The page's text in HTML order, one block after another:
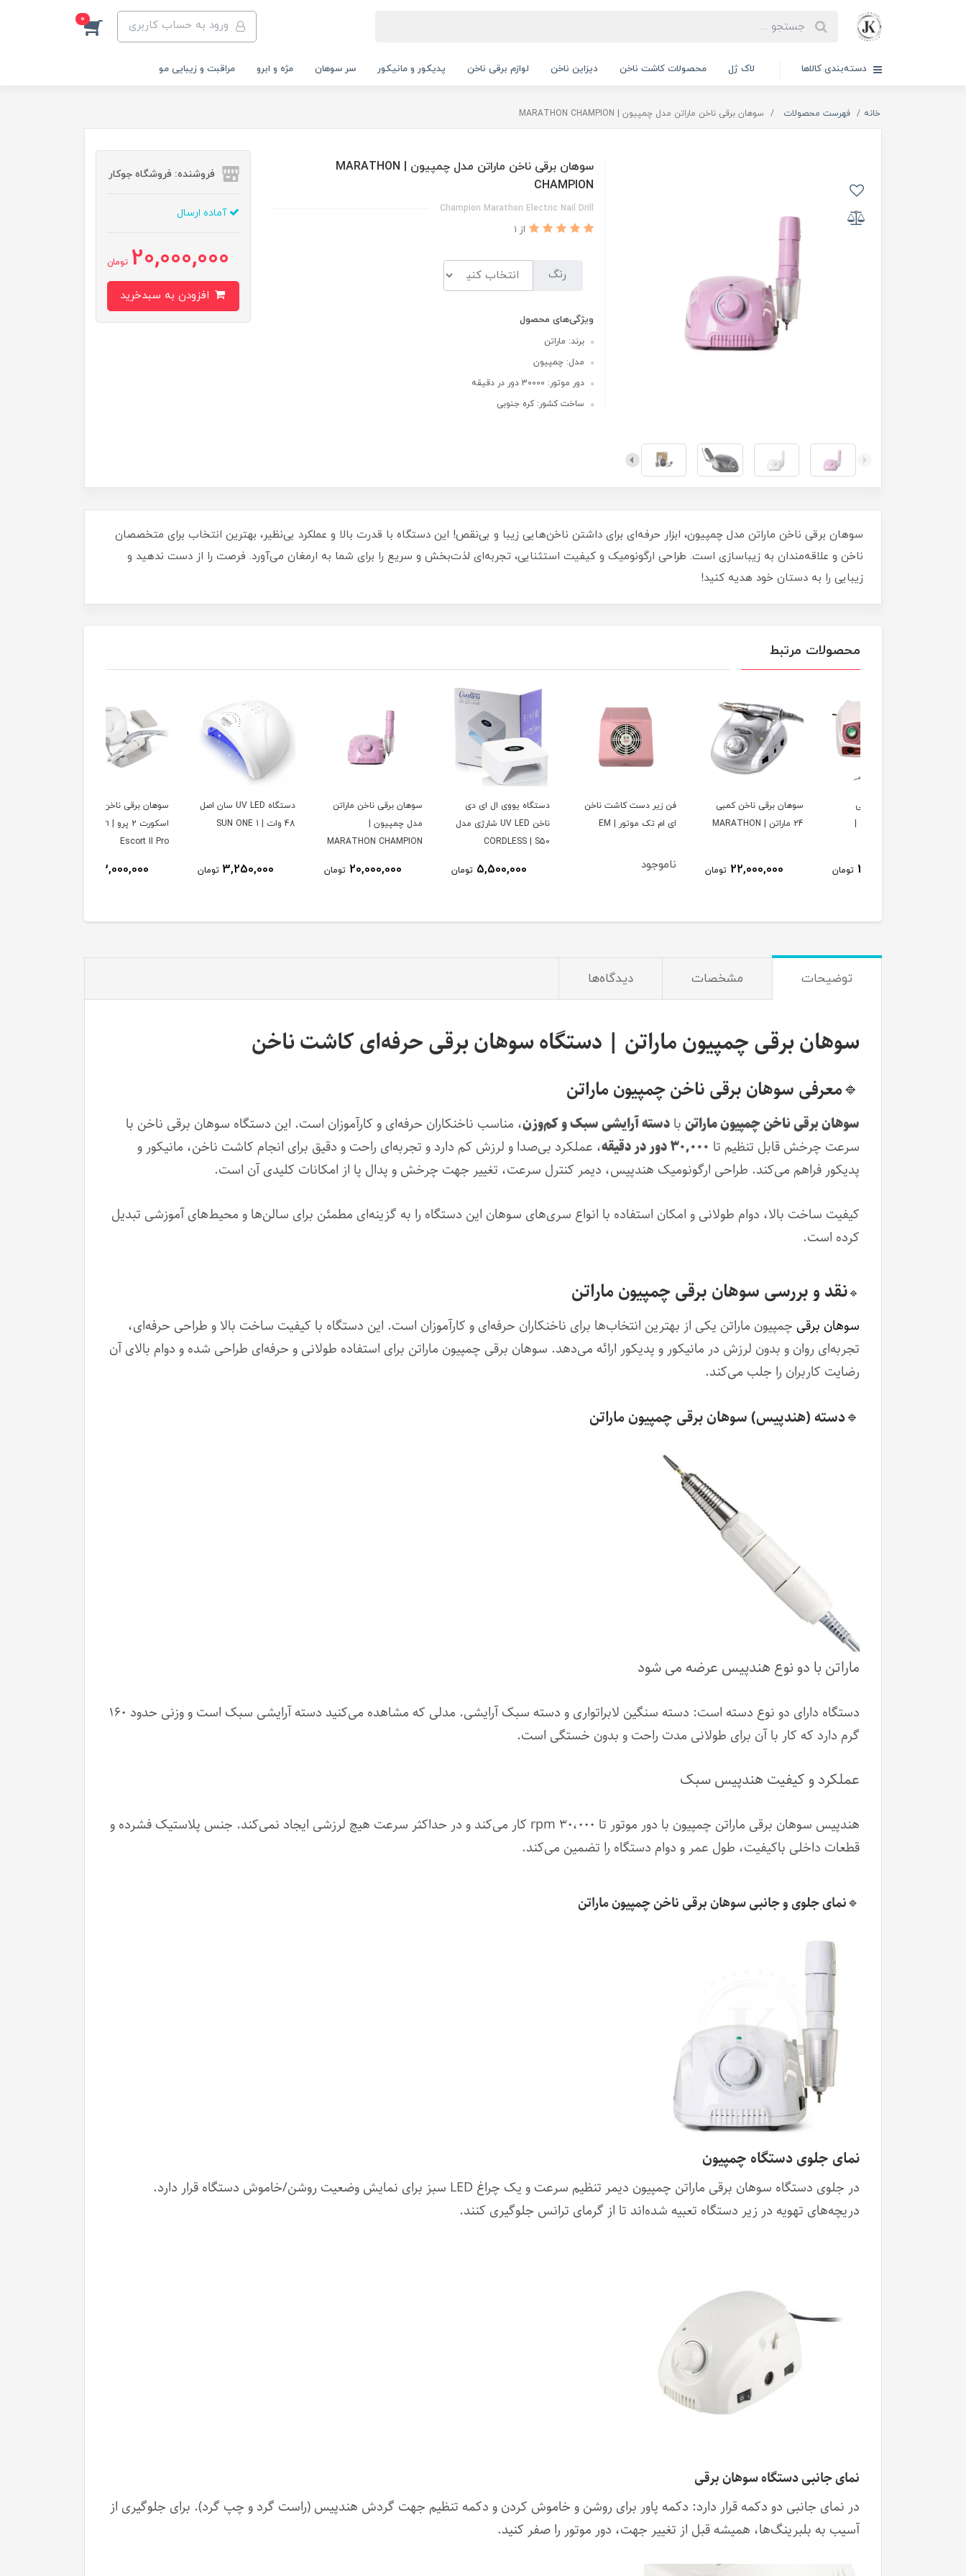
ورود به حساب کاربری 0
دسته‌بندی کالاها لاک ژل محصولات کاشت ناخن دیزاین ناخن لوازم برقی ناخن پدیکور و مانیکور سر سوهان مژه و ابرو مراقبت و زیبایی مو
خانه فهرست محصولات سوهان برقی ناخن ماراتن مدل چمپیون | MARATHON CHAMPION
سوهان برقی ناخن ماراتن مدل چمپیون | MARATHON
CHAMPION
Champion Marathon Electric Nail Drill
از 1
رنگ
ویژگی‌های محصول
برند: ماراتن
مدل: چمپیون
دور موتور: 30000 دور در دقیقه
ساخت کشور: کره جنوبی
فروشنده: فروشگاه جوکار
آماده ارسال
20,000,000 تومان
سوهان برقی ناخن ماراتن مدل چمپیون، ابزار حرفه‌ای برای داشتن ناخن‌هایی زیبا و بی‌نقص! این دستگاه با قدرت بالا و عملکرد بی‌نظیر، بهترین انتخاب برای متخصصان
ناخن و علاقه‌مندان به زیباسازی است. طراحی ارگونومیک و کیفیت استثنایی، تجربه‌ای لذت‌بخش و سریع را برای شما به ارمغان می‌آورد. فرصت را از دست ندهید و
زیبایی را به دستان خود هدیه کنید!
محصولات مرتبط
سوهان برقی ناخن کمبی
22,000,000 تومان
فن زیر دست کاشت ناخن
ای ام تک موتور | EM
ناموجود
دستگاه یووی ال ای دی
ناخن UV LED شارژی مدل
CORDLESS | S50
5,500,000 تومان
سوهان برقی ناخن ماراتن
مدل چمپیون |
MARATHON CHAMPION
20,000,000 تومان
دستگاه UV LED سان اصل
3,250,000 تومان
سوهان برقی ناخن ماراتن
اسکورت 2 پرو | Marathon
Escort II Pro
22,000,000 تومان
توضیحات مشخصات دیدگاه‌ها
سوهان برقی چمپیون ماراتن | دستگاه سوهان برقی حرفه‌ای کاشت ناخن
🔹معرفی سوهان برقی ناخن چمپیون ماراتن
سوهان برقی ناخن چمپیون ماراتنبادسته آرایشی سبک و کم‌وزن، مناسب ناخنکاران حرفه‌ای و کارآموزان است. این دستگاه سوهان برقی ناخن با
سرعت چرخش قابل تنظیم تا ۳۰,۰۰۰ دور در دقیقه
، عملکرد بی‌صدا و لرزش کم دارد و تجربه‌ای راحت و دقیق برای انجام کاشت ناخن، مانیکور و
پدیکور فراهم می‌کند. طراحی ارگونومیک هندپیس، دیمر کنترل سرعت، تغییر جهت چرخش و پدال پا از امکانات کلیدی آن است.
کیفیت ساخت بالا، دوام طولانی و امکان استفاده با انواع سری‌های سوهان این دستگاه را به گزینه‌ای مطمئن برای سالن‌ها و محیط‌های آموزشی تبدیل
کرده است.
🔹نقد و بررسی سوهان برقی چمپیون ماراتن
سوهان برقی چمپیون ماراتن یکی از بهترین انتخاب‌ها برای ناخنکاران حرفه‌ای و کارآموزان است. این دستگاه با کیفیت ساخت بالا و طراحی حرفه‌ای،
تجربه‌ای روان و بدون لرزش در مانیکور و پدیکور ارائه می‌دهد. سوهان برقی چمپیون ماراتن برای استفاده طولانی و حرفه‌ای طراحی شده و دوام بالای آن
رضایت کاربران را جلب می‌کند.
🔹دسته (هندپیس) سوهان برقی چمپیون ماراتن
ماراتن با دو نوع هندپیس عرضه می شود
دستگاه دارای دو نوع دسته است: دسته سنگین لابراتواری و دسته سبک آرایشی. مدلی که مشاهده می‌کنید دسته آرایشی سبک است و وزنی حدود ۱۶۰
گرم دارد که کار با آن برای طولانی مدت راحت و بدون خستگی است.
عملکرد و کیفیت هندپیس سبک
هندپیس سوهان برقی ماراتن چمپیون با دور موتور تا ۳۰،۰۰۰ rpm کار می‌کند و در حداکثر سرعت هیچ لرزشی ایجاد نمی‌کند. جنس پلاستیک فشرده و
قطعات داخلی باکیفیت، طول عمر و دوام دستگاه را تضمین می‌کند.
🔹نمای جلوی و جانبی سوهان برقی ناخن چمپیون ماراتن
نمای جلوی دستگاه چمپیون
در جلوی دستگاه سوهان برقی ماراتن چمپیون دیمر تنظیم سرعت و یک چراغ LED سبز برای نمایش وضعیت روشن/خاموش دستگاه قرار دارد.
دریچه‌های تهویه در زیر دستگاه تعبیه شده‌اند تا از گرمای ترانس جلوگیری کنند.
نمای جانبی دستگاه سوهان برقی
در نمای جانبی دو دکمه قرار دارد: دکمه پاور برای روشن و خاموش کردن و دکمه تنظیم جهت گردش هندپیس (راست گرد و چپ گرد). برای جلوگیری از
آسیب به بلبرینگ‌ها، همیشه قبل از تغییر جهت، دور موتور را صفر کنید.